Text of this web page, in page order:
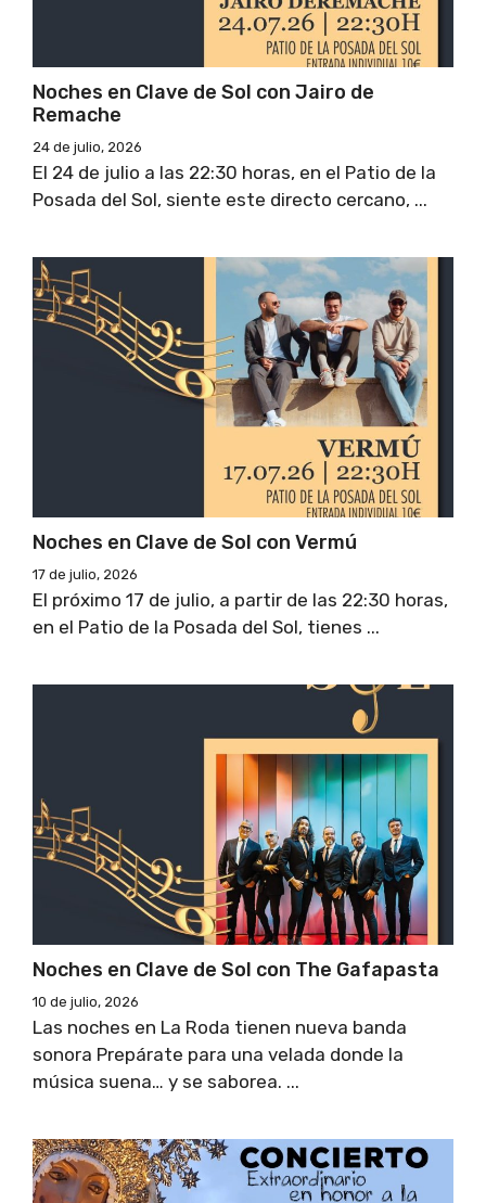
Noches en Clave de Sol con Jairo de
Remache
24 de julio, 2026
El 24 de julio a las 22:30 horas, en el Patio de la
Posada del Sol, siente este directo cercano, ...
Noches en Clave de Sol con Vermú
17 de julio, 2026
El próximo 17 de julio, a partir de las 22:30 horas,
en el Patio de la Posada del Sol, tienes ...
Noches en Clave de Sol con The Gafapasta
10 de julio, 2026
Las noches en La Roda tienen nueva banda
sonora Prepárate para una velada donde la
música suena… y se saborea. ...